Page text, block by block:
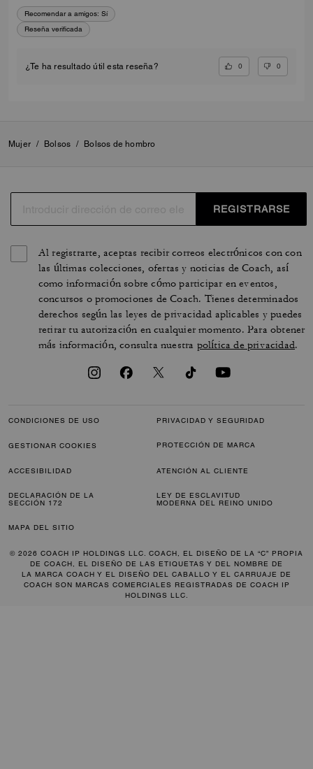
Recomendar a amigos: Sí
Reseña verificada
¿Te ha resultado útil esta reseña? 0 0
Mujer / Bolsos / Bolsos de hombro
REGISTRARSE
Al registrarte, aceptas recibir correos electrónicos con con
las últimas colecciones, ofertas y noticias de Coach, así
como información sobre cómo participar en eventos,
concursos o promociones de Coach. Tienes determinados
derechos según las leyes de privacidad aplicables y puedes
retirar tu autorización en cualquier momento. Para obtener
más información, consulta nuestra política de privacidad.
CONDICIONES DE USO PRIVACIDAD Y SEGURIDAD
GESTIONAR COOKIES PROTECCIÓN DE MARCA
ACCESIBILIDAD ATENCIÓN AL CLIENTE
DECLARACIÓN DE LA
SECCIÓN 172
LEY DE ESCLAVITUD
MODERNA DEL REINO UNIDO
MAPA DEL SITIO
© 2026 COACH IP HOLDINGS LLC. COACH, EL DISEÑO DE LA “C” PROPIA
DE COACH, EL DISEÑO DE LAS ETIQUETAS Y DEL NOMBRE DE
LA MARCA COACH Y EL DISEÑO DEL CABALLO Y EL CARRUAJE DE
COACH SON MARCAS COMERCIALES REGISTRADAS DE COACH IP
HOLDINGS LLC.